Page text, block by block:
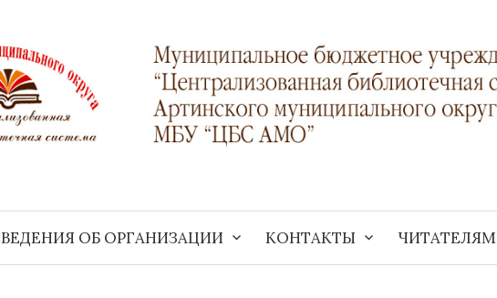
ОБ ОРГАНИЗАЦИИ КОНТАКТЫ ЧИТАТЕЛЯМ